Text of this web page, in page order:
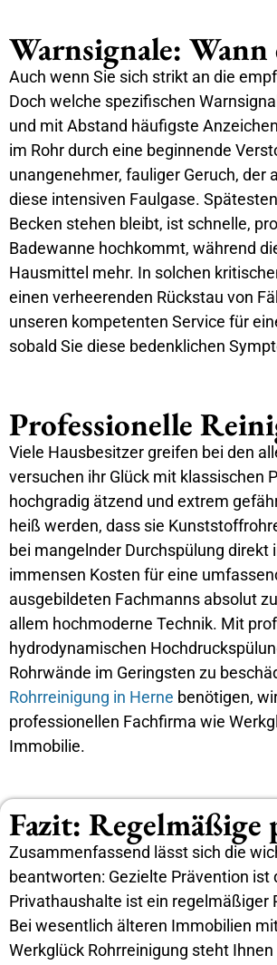
Warnsignale:
Auch wenn Sie sich strikt an die
Doch welche spezifischen
und mit Abstand häufigste
im Rohr durch eine beginnende
unangenehmer, fauliger Geruch,
diese intensiven Faulgase.
Becken stehen bleibt, ist schnelle,
Badewanne hochkommt, während
Hausmittel mehr. In solchen
einen verheerenden Rückstau von
unseren kompetenten Service für
sobald Sie diese bedenklichen
Professionelle
Viele Hausbesitzer greifen bei den
versuchen ihr Glück mit klassischen
hochgradig ätzend und extrem
heiß werden, dass sie
bei mangelnder Durchspülung
immensen Kosten für eine
ausgebildeten Fachmanns absolut
allem hochmoderne Technik. Mit
hydrodynamischen
Rohrwände im Geringsten zu
Rohrreinigung in Herne benötigen,
professionellen Fachfirma wie
Immobilie.
Fazit:
Zusammenfassend lässt sich die
beantworten: Gezielte Prävention
Privathaushalte ist ein
Bei wesentlich älteren Immobilien
Werkglück Rohrreinigung steht